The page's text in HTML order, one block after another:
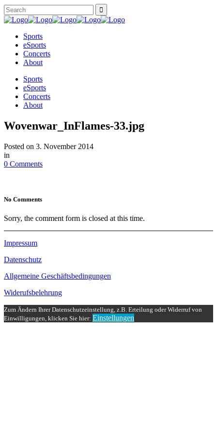
Sports
eSports
Concerts
About
Sports
eSports
Concerts
About
Wovenwar_InFlames-33.jpg
Posted on 3. November 2014
in
0 Comments
No Comments
Sorry, the comment form is closed at this time.
Impressum
Datenschutz
Allgemeine Geschäftsbedingungen
Widerufsbelehrung
Zum Ändern Ihrer Datenschutzeinstellung, z.B. Erteilung oder Widerruf von
Einwilligungen, klicken Sie hier: Einstellungen